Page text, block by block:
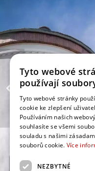
Tyto webové
používají
Tyto webové stránky
cookie ke zlepšení
Používáním našich
souhlasíte se všemi
souladu s našimi
souborů cookie. Více
NEZBYTNÉ